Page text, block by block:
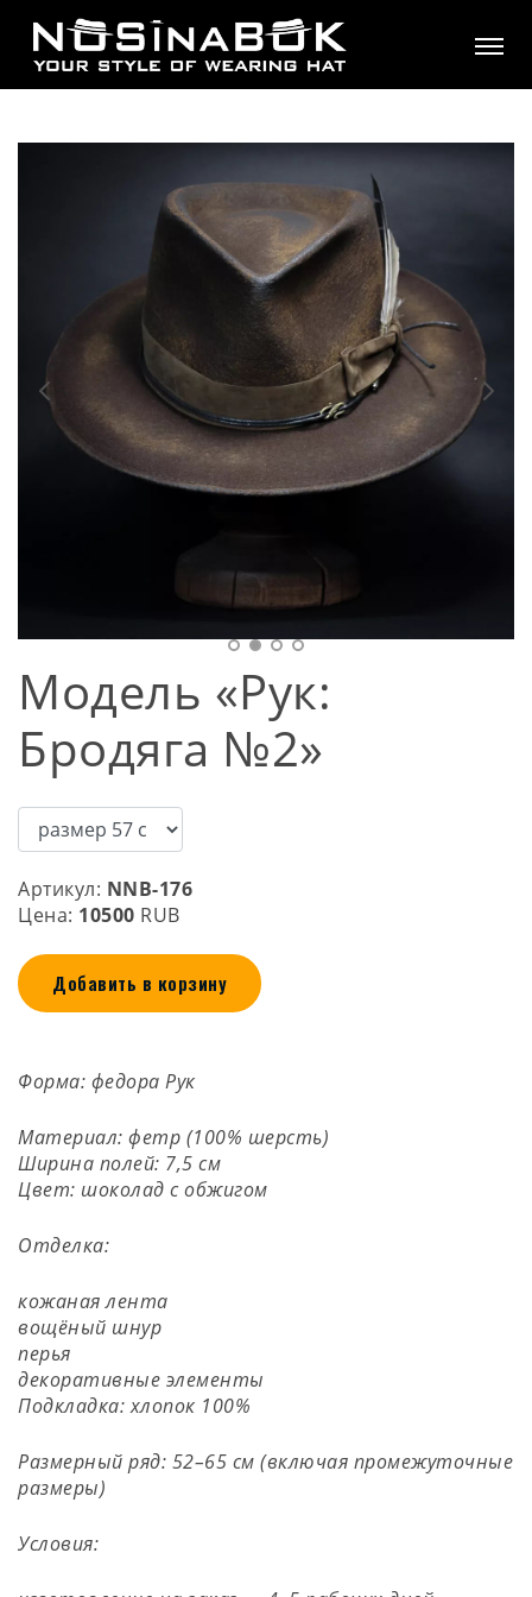
Модель «Рук:
Бродяга №2»
Артикул: NNB-176
Цена: 10500 RUB
Добавить в корзину
Форма: федора Рук
Материал: фетр (100% шерсть)
Ширина полей: 7,5 см
Цвет: шоколад с обжигом
Отделка:
кожаная лента
вощёный шнур
перья
декоративные элементы
Подкладка: хлопок 100%
Размерный ряд: 52–65 см (включая промежуточные
размеры)
Условия: